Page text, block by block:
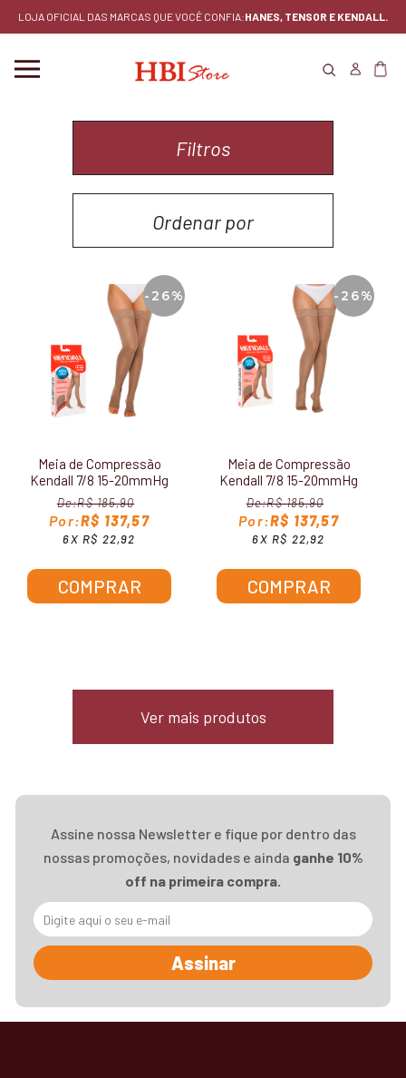
LOJA OFICIAL DAS MARCAS QUE VOCÊ CONFIA:HANES, TENSOR E KENDALL.
Filtros
Ordenar por
MAIOR PREÇO
LANÇAMENTOS
MAIS VENDIDOS
-26%
Meia de Compressão
Kendall 7/8 15-20mmHg
Sem Ponteira 1712
R$ 185,90
R$ 137,57
6X R$ 22,92
COMPRAR
-26%
Meia de Compressão
Kendall 7/8 15-20mmHg
Feminina 1612
R$ 185,90
R$ 137,57
6X R$ 22,92
COMPRAR
Ver mais produtos
Assine nossa Newsletter e fique por dentro das
nossas promoções, novidades e ainda ganhe 10%
off na primeira compra.
Assinar